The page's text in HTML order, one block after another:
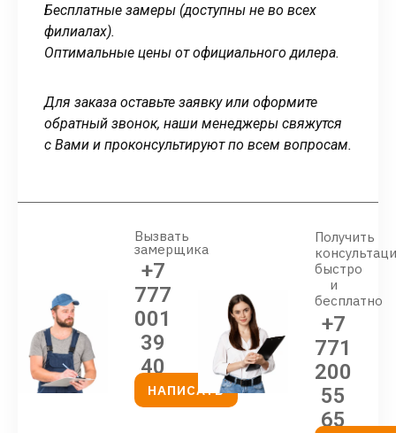
Бесплатные замеры (доступны не во всех
филиалах).
Оптимальные цены от официального дилера.
Для заказа оставьте заявку или оформите
обратный звонок, наши менеджеры свяжутся
с Вами и проконсультируют по всем вопросам.
Вызвать
замерщика
+7
777
001
39
40
НАПИСАТЬ
Получить
быстро
и
бесплатно
+7
771
200
55
65